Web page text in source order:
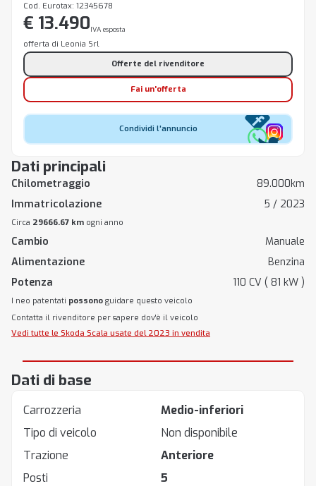
Dati principali
Chilometraggio
89.000km
Immatricolazione
5 / 2023
Circa 29666.67 km ogni anno
Cambio
Manuale
Alimentazione
Benzina
Potenza
110 CV ( 81 kW )
I neo patentati possono guidare questo veicolo
Contatta il rivenditore per sapere dov'è il veicolo
Vedi tutte le Skoda Scala usate del 2023 in vendita
Cod. Eurotax: 12345678
€ 13.490IVA esposta
offerta di Leonia Srl
Offerte del rivenditore
Fai un'offerta
Condividi l'annuncio
Dati di base
Carrozzeria
Medio-inferiori
Tipo di veicolo
Non disponibile
Trazione
Anteriore
Posti
5